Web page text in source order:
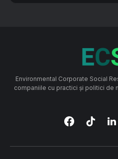
Environmental Corporate Social
companiile cu practici și politici de